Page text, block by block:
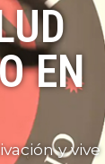
EN
y vive